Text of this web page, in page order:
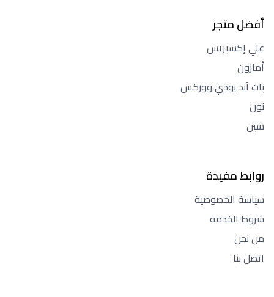
أفضل متجر
علي إكسبريس
أمازون
باث آند بودي ووركس
نون
شين
روابط مفيدة
سياسة الخصوصية
شروط الخدمة
من نحن
اتصل بنا